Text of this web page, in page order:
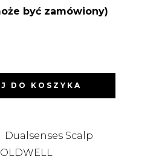
być zamówiony)
DO KOSZYKA
Dualsenses Scalp